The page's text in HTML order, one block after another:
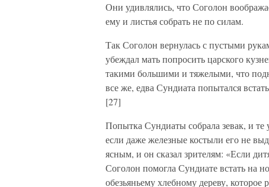
Они удивлялись, что Соголон
ему и листья собрать не по силам.
Так Соголон вернулась с пустыми
убеждал мать попросить царского
такими большими и тяжелыми, что
все же, едва Сундиата попытался
[27]
Попытка Сундиаты собрала зевак, и те
если даже железные костыли его не
ясным, и он сказал зрителям: «Если
Соголон помогла Сундиате встать на
обезьяньему хлебному дереву,